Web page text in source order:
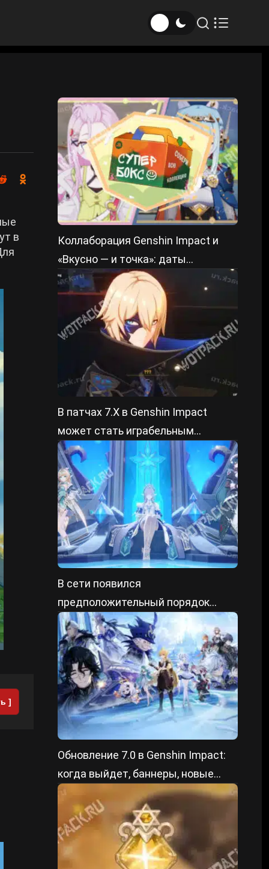
в
]
Коллаборация Genshin Impact и
«Вкусно — и точка»: даты
проведения и призы
В патчах 7.Х в Genshin Impact
может стать играбельным
долгожданный герой павшего
королевства
В сети появился
предположительный порядок
выхода героев в Genshin Impact 7.X
Обновление 7.0 в Genshin Impact:
когда выйдет, баннеры, новые
персонажи и регион